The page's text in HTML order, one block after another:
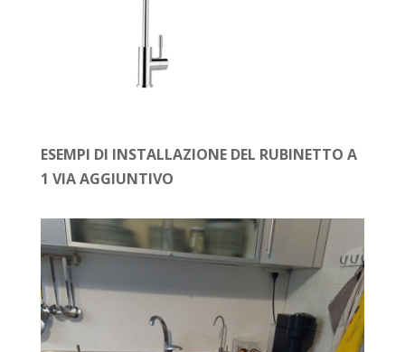
ESEMPI DI INSTALLAZIONE DEL RUBINETTO A
1 VIA AGGIUNTIVO